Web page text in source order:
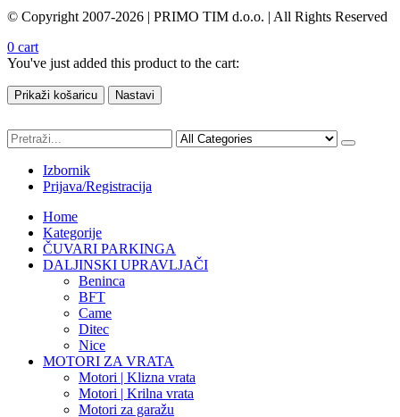
© Copyright 2007-2026 | PRIMO TIM d.o.o. | All Rights Reserved
0 cart
You've just added this product to the cart:
Prikaži košaricu Nastavi
Izbornik
Prijava/Registracija
Home
Kategorije
ČUVARI PARKINGA
DALJINSKI UPRAVLJAČI
Beninca
BFT
Came
Ditec
Nice
MOTORI ZA VRATA
Motori | Klizna vrata
Motori | Krilna vrata
Motori za garažu